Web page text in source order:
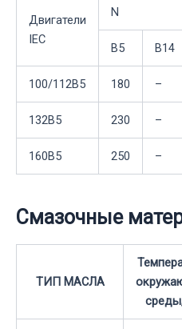
Двигатели
IEC
N
B5 B14
100/112B5 180 –
132B5 230 –
160B5 250 –
Смазочные
ТИП МАСЛА